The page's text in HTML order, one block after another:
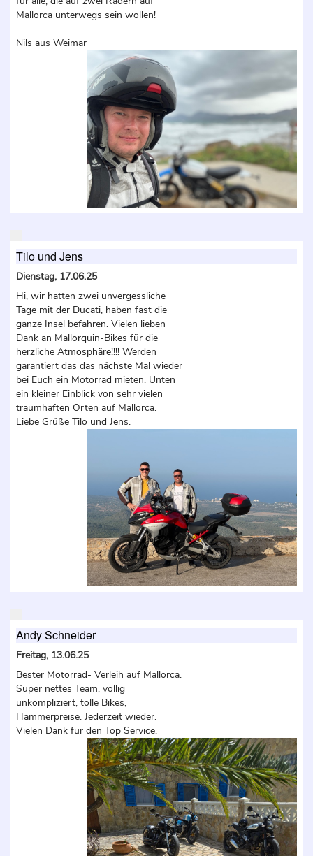
Mallorca unterwegs sein wollen!
Nils aus Weimar
Tilo und Jens
Dienstag, 17.06.25
Hi, wir hatten zwei unvergessliche
Tage mit der Ducati, haben fast die
ganze Insel befahren. Vielen lieben
Dank an Mallorquin-Bikes für die
herzliche Atmosphäre!!!! Werden
garantiert das das nächste Mal wieder
bei Euch ein Motorrad mieten. Unten
ein kleiner Einblick von sehr vielen
traumhaften Orten auf Mallorca.
Liebe Grüße Tilo und Jens.
Andy Schneider
Freitag, 13.06.25
Bester Motorrad- Verleih auf Mallorca.
Super nettes Team, völlig
unkompliziert, tolle Bikes,
Hammerpreise. Jederzeit wieder.
Vielen Dank für den Top Service.